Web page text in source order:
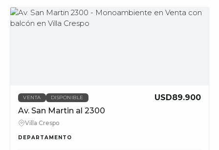
MUV
VENTA DISPONIBLE
USD89.900
Av. San Martin al 2300
Villa Crespo
DEPARTAMENTO